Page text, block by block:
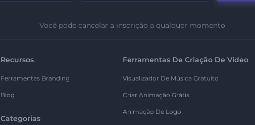
Você pode cancelar a inscrição a qualquer momento
Recursos
Ferramentas Branding
Blog
Categorias
Ferramentas De Criação De Vídeo
Visualizador De Música Gratuito
Criar Animação Grátis
Animação De Logo